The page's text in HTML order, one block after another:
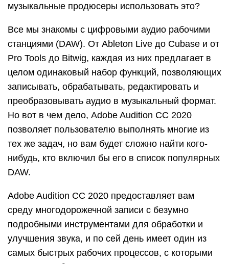
музыкальные продюсеры использовать это?
Все мы знакомы с цифровыми аудио рабочими
станциями (DAW). От Ableton Live до Cubase и от
Pro Tools до Bitwig, каждая из них предлагает в
целом одинаковый набор функций, позволяющих
записывать, обрабатывать, редактировать и
преобразовывать аудио в музыкальный формат.
Но вот в чем дело, Adobe Audition CC 2020
позволяет пользователю выполнять многие из
тех же задач, но вам будет сложно найти кого-
нибудь, кто включил бы его в список популярных
DAW.
Adobe Audition CC 2020 предоставляет вам
среду многодорожечной записи с безумно
подробными инструментами для обработки и
улучшения звука, и по сей день имеет один из
самых быстрых рабочих процессов, с которыми